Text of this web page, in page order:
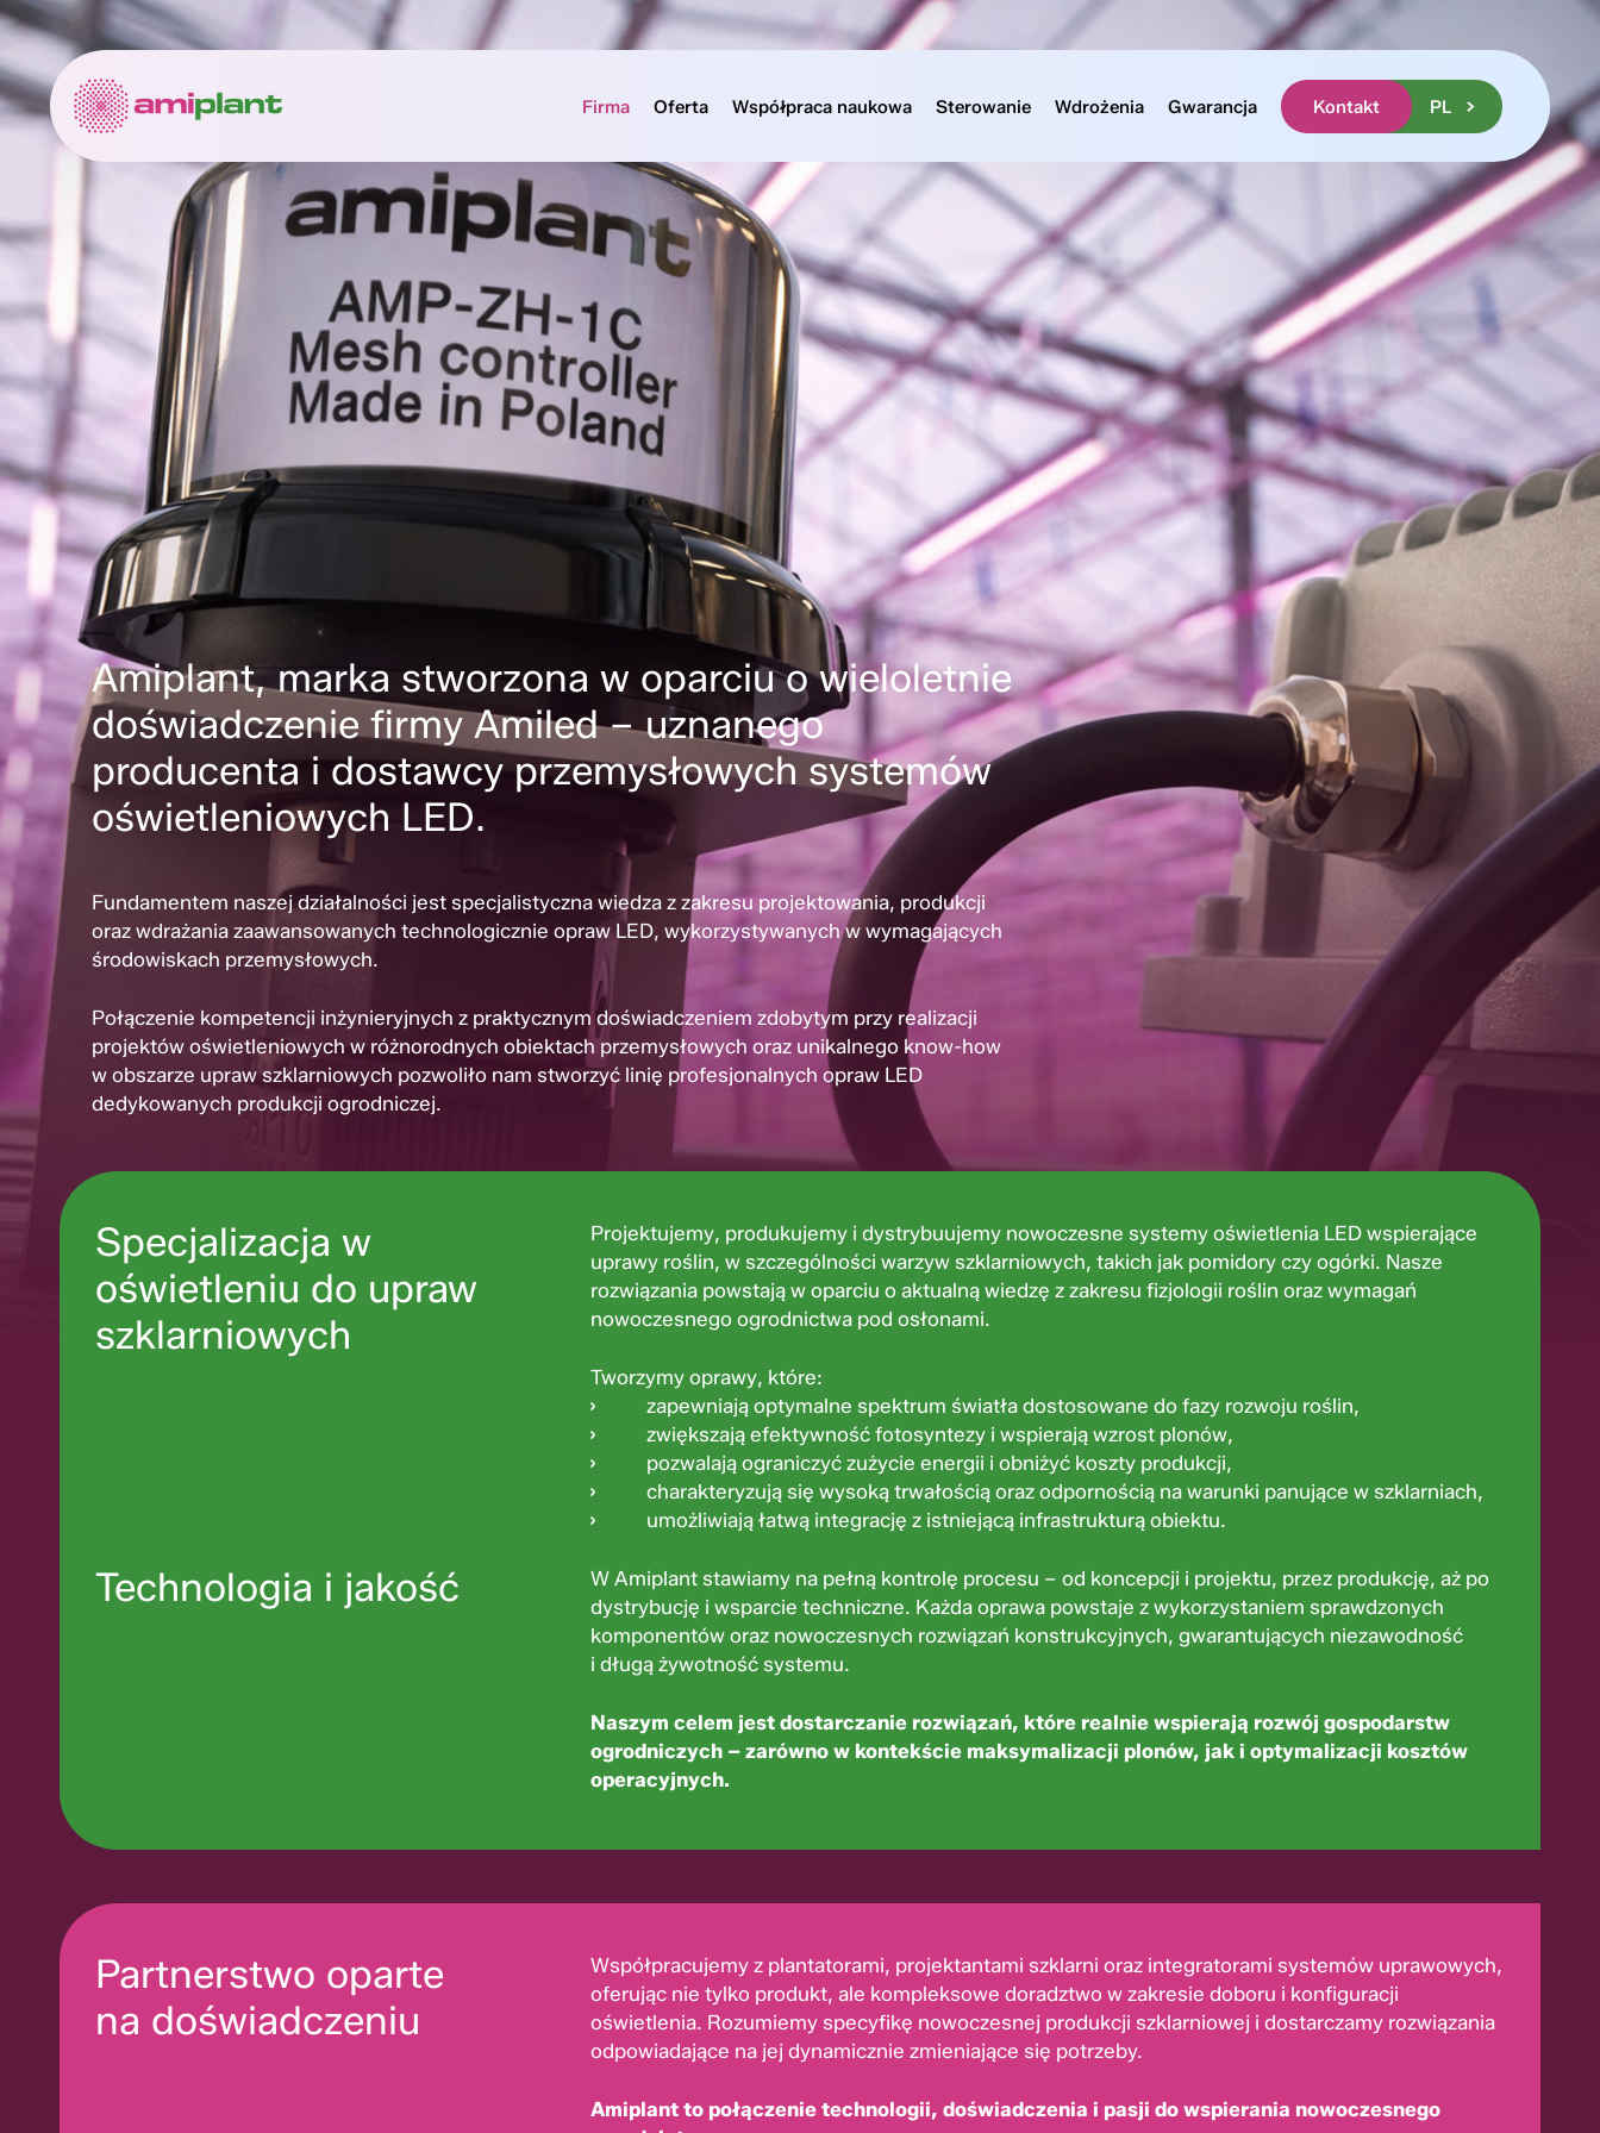
Firma Oferta Współpraca naukowa Sterowanie Wdrożenia Gwarancja Kontakt PL EN
UA
Amiplant, marka stworzona w oparciu o wieloletnie
doświadczenie firmy Amiled – uznanego
producenta i dostawcy przemysłowych systemów
oświetleniowych LED.
Fundamentem naszej działalności jest specjalistyczna wiedza z zakresu projektowania, produkcji
oraz wdrażania zaawansowanych technologicznie opraw LED, wykorzystywanych w wymagających
środowiskach przemysłowych.
Połączenie kompetencji inżynieryjnych z praktycznym doświadczeniem zdobytym przy realizacji
projektów oświetleniowych w różnorodnych obiektach przemysłowych oraz unikalnego know-how
w obszarze upraw szklarniowych pozwoliło nam stworzyć linię profesjonalnych opraw LED
dedykowanych produkcji ogrodniczej.
Specjalizacja w
oświetleniu do upraw
szklarniowych
Projektujemy, produkujemy i dystrybuujemy nowoczesne systemy oświetlenia LED wspierające
uprawy roślin, w szczególności warzyw szklarniowych, takich jak pomidory czy ogórki. Nasze
rozwiązania powstają w oparciu o aktualną wiedzę z zakresu fizjologii roślin oraz wymagań
nowoczesnego ogrodnictwa pod osłonami.
Tworzymy oprawy, które:
zapewniają optymalne spektrum światła dostosowane do fazy rozwoju roślin,
zwiększają efektywność fotosyntezy i wspierają wzrost plonów,
pozwalają ograniczyć zużycie energii i obniżyć koszty produkcji,
charakteryzują się wysoką trwałością oraz odpornością na warunki panujące w szklarniach,
umożliwiają łatwą integrację z istniejącą infrastrukturą obiektu.
Technologia i jakość
W Amiplant stawiamy na pełną kontrolę procesu – od koncepcji i projektu, przez produkcję, aż po
dystrybucję i wsparcie techniczne. Każda oprawa powstaje z wykorzystaniem sprawdzonych
komponentów oraz nowoczesnych rozwiązań konstrukcyjnych, gwarantujących niezawodność
i długą żywotność systemu.
Naszym celem jest dostarczanie rozwiązań, które realnie wspierają rozwój gospodarstw
ogrodniczych – zarówno w kontekście maksymalizacji plonów, jak i optymalizacji kosztów
operacyjnych.
Partnerstwo oparte
na doświadczeniu
Współpracujemy z plantatorami, projektantami szklarni oraz integratorami systemów uprawowych,
oferując nie tylko produkt, ale kompleksowe doradztwo w zakresie doboru i konfiguracji
oświetlenia. Rozumiemy specyfikę nowoczesnej produkcji szklarniowej i dostarczamy rozwiązania
odpowiadające na jej dynamicznie zmieniające się potrzeby.
Amiplant to połączenie technologii, doświadczenia i pasji do wspierania nowoczesnego